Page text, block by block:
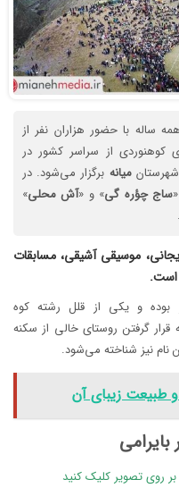
ساله با حضور هزاران نفر از
کوهنوردی از سراسر کشور در
شهرستانمیانه برگزار می‌شود. در
ساج چؤره گی» و «آش محلی»
موسیقی آشیقی، مسابقات
است.
متر بوده و یکی از قلل رشته کوه
قرار گرفتن روستای خالی از سکنه
نام نیز شناخته می‌شود.
طبیعت زیبای آن
بر روی تصویر کلیک کنید